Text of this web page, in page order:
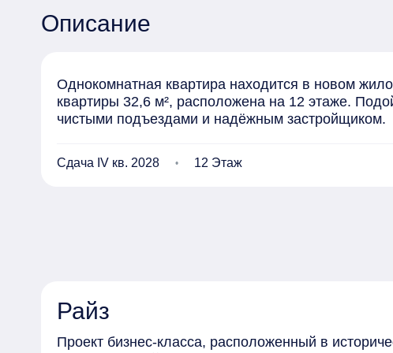
Описание
Однокомнатная квартира находится в новом
квартиры 32,6 м², расположена на 12 этаже.
чистыми подъездами и надёжным застройщиком.
Сдача IV кв. 2028 12 Этаж
Райз
Проект бизнес-класса, расположенный в